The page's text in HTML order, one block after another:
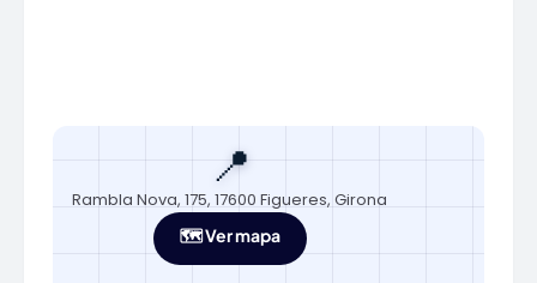
📍
Rambla Nova, 175, 17600 Figueres, Girona
🗺️ Ver mapa